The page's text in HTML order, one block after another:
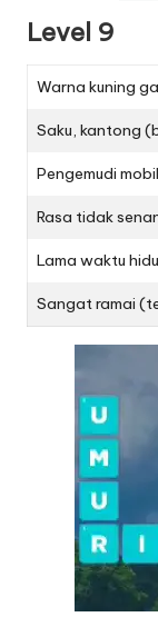
Level 9
Warna kuning
Saku, kantong
Pengemudi
Rasa tidak
Lama waktu
Sangat ramai